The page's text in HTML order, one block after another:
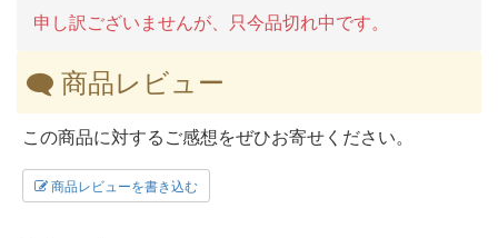
申し訳ございませんが、只今品切れ中です。
商品レビュー
この商品に対するご感想をぜひお寄せください。
商品レビューを書き込む